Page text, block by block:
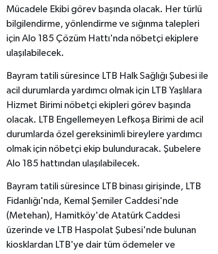
Mücadele Ekibi görev başında olacak. Her türlü
bilgilendirme, yönlendirme ve sığınma talepleri
için Alo 185 Çözüm Hattı'nda nöbetçi ekiplere
ulaşılabilecek.
Bayram tatili süresince LTB Halk Sağlığı Şubesi ile
acil durumlarda yardımcı olmak için LTB Yaşlılara
Hizmet Birimi nöbetçi ekipleri görev başında
olacak. LTB Engellemeyen Lefkoşa Birimi de acil
durumlarda özel gereksinimli bireylere yardımcı
olmak için nöbetçi ekip bulunduracak. Şubelere
Alo 185 hattından ulaşılabilecek.
Bayram tatili süresince LTB binası girişinde, LTB
Fidanlığı'nda, Kemal Şemiler Caddesi'nde
(Metehan), Hamitköy'de Atatürk Caddesi
üzerinde ve LTB Haspolat Şubesi'nde bulunan
kiosklardan LTB'ye dair tüm ödemeler ve